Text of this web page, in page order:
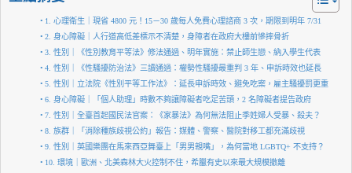
1. 心理衛生｜現省 4800 元！15－30 歲每人免費心理諮商 3 次，期限到明年 7/31
2. 身心障礙｜人行道高低差標示不清楚，身障者在政府大樓前慘摔骨折
3. 性別｜《性別教育平等法》修法通過、明年實施：禁止師生戀、納入學生代表
4. 性別｜《性騷擾防治法》三讀通過：權勢性騷擾最重判 3 年、申訴時效也延長
5. 性別｜立法院《性別平等工作法》：延長申訴時效、避免吃案，雇主騷擾罰更重
6. 身心障礙｜「個人助理」時數不夠讓障礙者吃足苦頭，2 名障礙者提告政府
7. 性別｜全臺首起國民法官案：《家暴法》為何無法阻止季姓婦人受暴、殺夫？
8. 族群｜「消除種族歧視公約」報告：媒體、警察、醫院對移工都充滿歧視
9. 性別｜英國樂團在馬來西亞舞臺上「男男親嘴」，為何當地 LGBTQ+ 不支持？
10. 環境｜歐洲、北美森林大火控制不住，希臘有史以來最大規模撤離